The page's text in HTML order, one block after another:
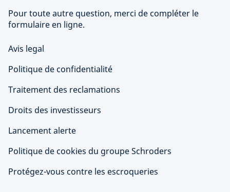
Pour toute autre question, merci de compléter le
formulaire en ligne.
Avis legal
Politique de confidentialité
Traitement des reclamations
Droits des investisseurs
Lancement alerte
Politique de cookies du groupe Schroders
Protégez-vous contre les escroqueries